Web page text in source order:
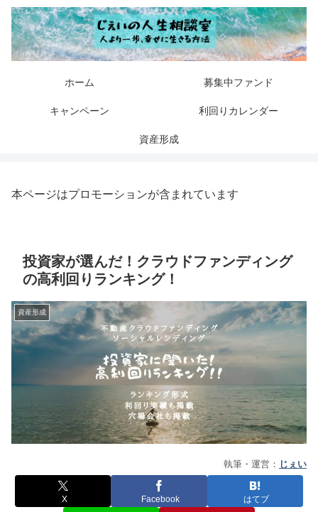
ホーム 募集中ファンド
キャンペーン 利回りカレンダー
資産形成
本ページはプロモーションが含まれています
投資家が選んだ！クラウドファンディング
の高利回りランキング！
資産形成
執筆・運営： じぇい
X Facebook はてブ